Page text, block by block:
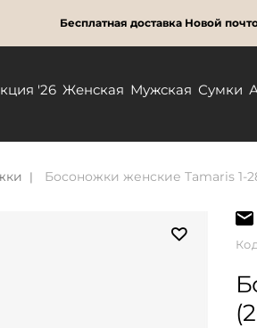
Бесплатная доставка Новой
'26 Женская Мужская Сумки
Босоножки женские Tamaris 1-